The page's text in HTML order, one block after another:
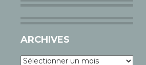
ARCHIVES
Archives